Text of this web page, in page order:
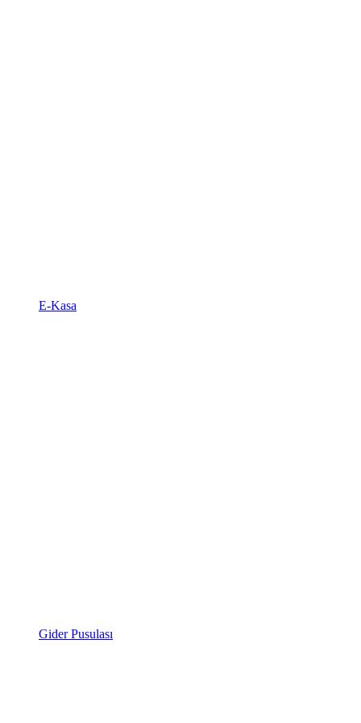
E-Kasa
Gider Pusulası